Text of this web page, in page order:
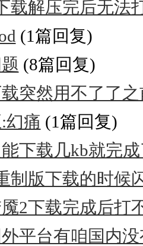
载解压完后无法
(1篇回复)
(8篇回复)
突然用不了了
幻痛 (1篇回复)
下载几kb就完
制版下载的时候
2下载完成后打
平台有咱国内